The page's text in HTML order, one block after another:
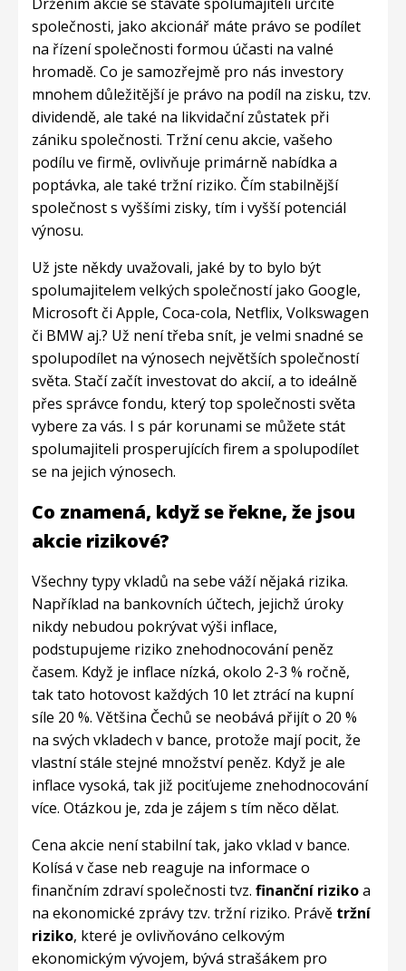
společnosti, jako akcionář máte právo se podílet
na řízení společnosti formou účasti na valné
hromadě. Co je samozřejmě pro nás investory
mnohem důležitější je právo na podíl na zisku, tzv.
dividendě, ale také na likvidační zůstatek při
zániku společnosti. Tržní cenu akcie, vašeho
podílu ve firmě, ovlivňuje primárně nabídka a
poptávka, ale také tržní riziko. Čím stabilnější
společnost s vyššími zisky, tím i vyšší potenciál
výnosu.
Už jste někdy uvažovali, jaké by to bylo být
spolumajitelem velkých společností jako Google,
Microsoft či Apple, Coca-cola, Netflix, Volkswagen
či BMW aj.? Už není třeba snít, je velmi snadné se
spolupodílet na výnosech největších společností
světa. Stačí začít investovat do akcií, a to ideálně
přes správce fondu, který top společnosti světa
vybere za vás. I s pár korunami se můžete stát
spolumajiteli prosperujících firem a spolupodílet
se na jejich výnosech.
Co znamená, když se řekne, že jsou
akcie rizikové?
Všechny typy vkladů na sebe váží nějaká rizika.
Například na bankovních účtech, jejichž úroky
nikdy nebudou pokrývat výši inflace,
podstupujeme riziko znehodnocování peněz
časem. Když je inflace nízká, okolo 2-3 % ročně,
tak tato hotovost každých 10 let ztrácí na kupní
síle 20 %. Většina Čechů se neobává přijít o 20 %
na svých vkladech v bance, protože mají pocit, že
vlastní stále stejné množství peněz. Když je ale
inflace vysoká, tak již pociťujeme znehodnocování
více. Otázkou je, zda je zájem s tím něco dělat.
Cena akcie není stabilní tak, jako vklad v bance.
Kolísá v čase neb reaguje na informace o
finančním zdraví společnosti tvz. finanční rizikoa
na ekonomické zprávy tzv. tržní riziko. Právě tržní
riziko, které je ovlivňováno celkovým
ekonomickým vývojem, bývá strašákem pro